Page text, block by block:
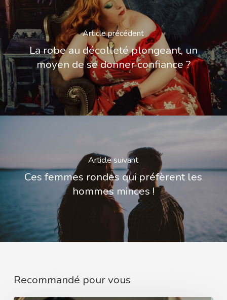
Article précédent
La robe au décolleté plongeant, un
moyen de se donner confiance ?
Article suivant
Ces femmes rondes qui préfèrent les
hommes minces !
Recommandé pour vous